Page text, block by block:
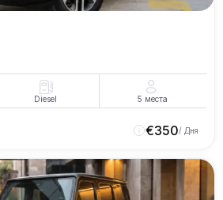
Diesel 5 места
€350/ Дня